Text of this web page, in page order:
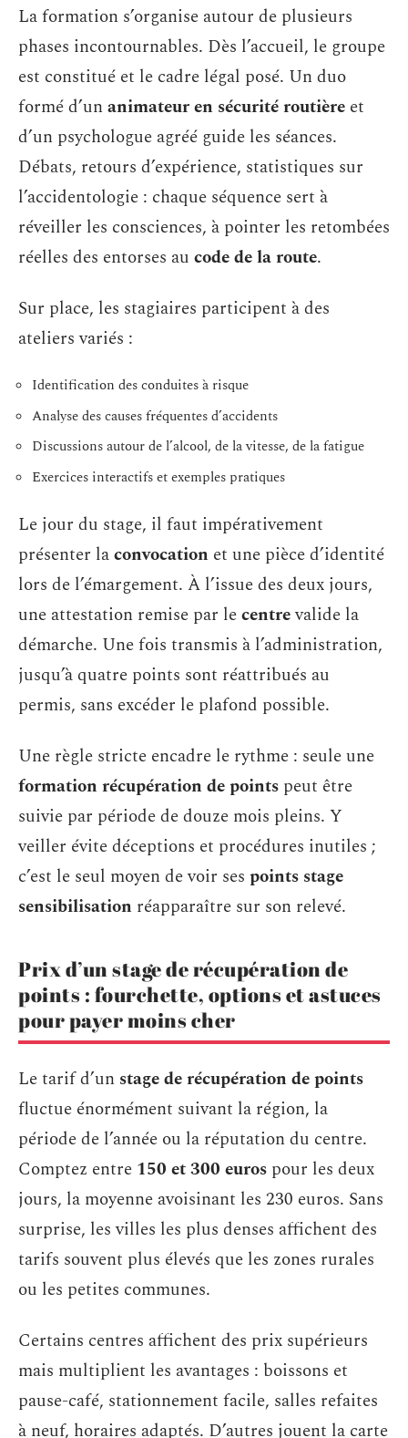
La formation s’organise autour de plusieurs
phases incontournables. Dès l’accueil, le groupe
est constitué et le cadre légal posé. Un duo
formé d’unanimateur en sécurité routière et
d’un psychologue agréé guide les séances.
Débats, retours d’expérience, statistiques sur
l’accidentologie : chaque séquence sert à
réveiller les consciences, à pointer les retombées
réelles des entorses au code de la route.
Sur place, les stagiaires participent à des
ateliers variés :
Identification des conduites à risque
Analyse des causes fréquentes d’accidents
Discussions autour de l’alcool, de la vitesse, de la fatigue
Exercices interactifs et exemples pratiques
Le jour du stage, il faut impérativement
présenter laconvocation et une pièce d’identité
lors de l’émargement. À l’issue des deux jours,
une attestation remise par lecentrevalide la
démarche. Une fois transmis à l’administration,
jusqu’à quatre points sont réattribués au
permis, sans excéder le plafond possible.
Une règle stricte encadre le rythme : seule une
formation récupération de points peut être
suivie par période de douze mois pleins. Y
veiller évite déceptions et procédures inutiles ;
c’est le seul moyen de voir ses points stage
sensibilisation réapparaître sur son relevé.
Prix d’un stage de récupération de
points : fourchette, options et astuces
pour payer moins cher
Le tarif d’un stage de récupération de points
fluctue énormément suivant la région, la
période de l’année ou la réputation du centre.
Comptez entre 150 et 300 euros pour les deux
jours, la moyenne avoisinant les 230 euros. Sans
surprise, les villes les plus denses affichent des
tarifs souvent plus élevés que les zones rurales
ou les petites communes.
Certains centres affichent des prix supérieurs
mais multiplient les avantages : boissons et
pause-café, stationnement facile, salles refaites
à neuf, horaires adaptés. D’autres jouent la carte